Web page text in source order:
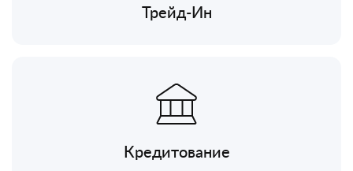
Трейд-Ин
Кредитование